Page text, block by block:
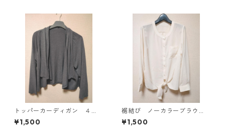
トッパーカーディガン ４
Ｌ グレー KAE-4814
¥1,500
裾結び ノーカラーブラウ
ス ３Ｌ アイボリー KAE-
4813
¥1,500